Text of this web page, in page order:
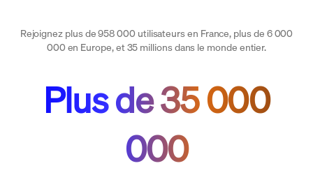
Rejoignez plus de 958 000 utilisateurs en France, plus de 6 000
000 en Europe, et 35 millions dans le monde entier.
Plus de 35 000
000